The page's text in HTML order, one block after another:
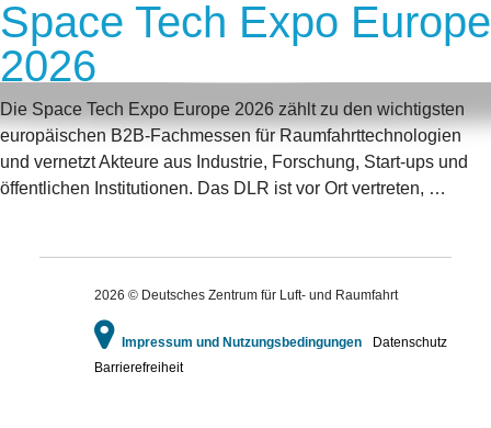
Space Tech Expo Europe
2026
Die Space Tech Expo Europe 2026 zählt zu den wichtigsten
europäischen B2B-Fachmessen für Raumfahrttechnologien
und vernetzt Akteure aus Industrie, Forschung, Start-ups und
öffentlichen Institutionen. Das DLR ist vor Ort vertreten, …
2026 © Deutsches Zentrum für Luft- und Raumfahrt
Impressum und Nutzungsbedingungen
Datenschutz
Barrierefreiheit